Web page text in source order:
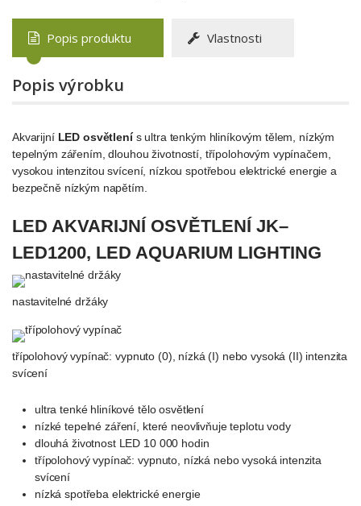
Popis produktu Vlastnosti
Popis výrobku
AkvarijníLED osvětlenís ultra tenkým hliníkovým tělem, nízkým
tepelným zářením, dlouhou životností, třípolohovým vypínačem,
vysokou intenzitou svícení, nízkou spotřebou elektrické energie a
bezpečně nízkým napětím.
LED AKVARIJNÍ OSVĚTLENÍ JK–
LED1200, LED AQUARIUM LIGHTING
nastavitelné držáky
třípolohový vypínač: vypnuto (0), nízká (I) nebo vysoká (II) intenzita
svícení
ultra tenké hliníkové tělo osvětlení
nízké tepelné záření, které neovlivňuje teplotu vody
dlouhá životnost LED 10 000 hodin
třípolohový vypínač: vypnuto, nízká nebo vysoká intenzita
svícení
nízká spotřeba elektrické energie